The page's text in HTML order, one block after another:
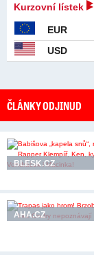
Kurzovní lístek
EUR
USD
ČLÁNKY ODJINUD
BLESK.CZ
AHA.CZ